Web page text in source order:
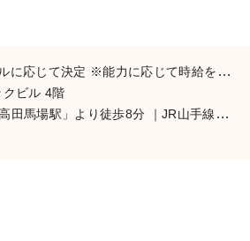
度相談可能、成果が時給に直結する環境 ※インターン生に対して年収1000万円オファーをした実績あり
ビル 4階
より徒歩8分 ｜JR山手線「高田馬場駅」より徒歩9分